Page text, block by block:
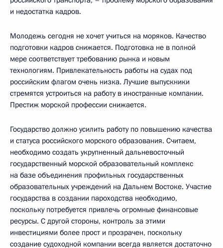
и недостатка кадров.
Молодежь сегодня не хочет учиться на моряков. Качество
подготовки кадров снижается. Подготовка не в полной
мере соответствует требованию рынка и новым
технологиям. Привлекательность работы на судах под
российским флагом очень низка. Лучшие выпускники
стремятся устроиться на работу в иностранные компании.
Престиж морской профессии снижается.
Государство должно усилить работу по повышению качества
и статуса российского морского образования. Считаем,
необходимо создать укрупненный дальневосточный
государственный морской образовательный комплекс
на базе объединения профильных государственных
образовательных учреждений на Дальнем Востоке. Участие
государства в создании пароходства необходимо,
поскольку потребуется привлечь огромные финансовые
ресурсы. С другой стороны, контроль за этими
инвестициями более прост и прозрачен, поскольку
создание судоходной компании всегда является достаточно